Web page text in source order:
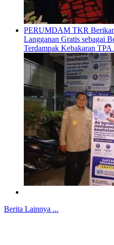
PERUMDAM TKR Berikan
Langganan Gratis sebagai
Terdampak Kebakaran TPA
Berita Lainnya ...